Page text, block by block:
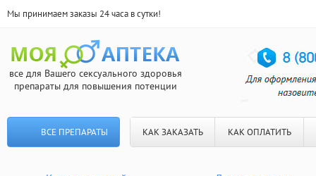
Мы принимаем заказы 24 часа в сутки!
все для Вашего сексуального здоровья
препараты для повышения потенции
ВСЕ ПРЕПАРАТЫ КАК ЗАКАЗАТЬ КАК ОПЛАТИТЬ